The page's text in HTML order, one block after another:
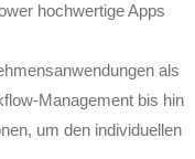
hochwertige Apps
als
Management bis hin
um den individuellen